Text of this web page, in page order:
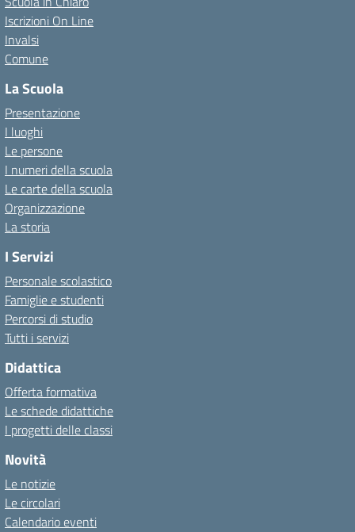
Iscrizioni On Line
Invalsi
Comune
La Scuola
Presentazione
I luoghi
Le persone
I numeri della scuola
Le carte della scuola
Organizzazione
La storia
I Servizi
Personale scolastico
Famiglie e studenti
Percorsi di studio
Tutti i servizi
Didattica
Offerta formativa
Le schede didattiche
I progetti delle classi
Novità
Le notizie
Le circolari
Calendario eventi